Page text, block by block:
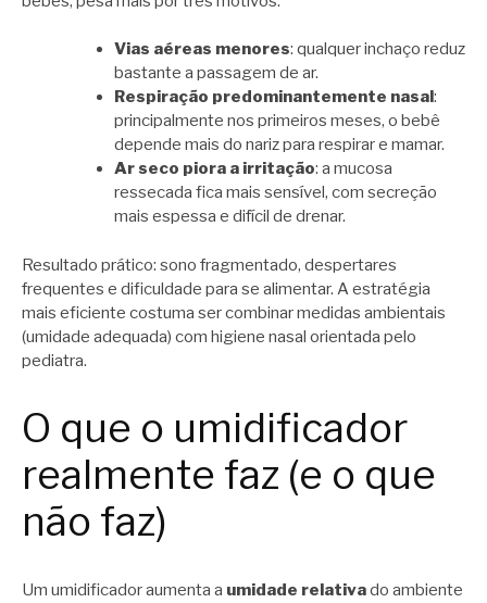
Vias aéreas menores: qualquer inchaço reduz
bastante a passagem de ar.
Respiração predominantemente nasal:
principalmente nos primeiros meses, o bebê
depende mais do nariz para respirar e mamar.
Ar seco piora a irritação: a mucosa
ressecada fica mais sensível, com secreção
mais espessa e difícil de drenar.
Resultado prático: sono fragmentado, despertares
frequentes e dificuldade para se alimentar. A estratégia
mais eficiente costuma ser combinar medidas ambientais
(umidade adequada) com higiene nasal orientada pelo
pediatra.
O que o umidificador
realmente faz (e o que
não faz)
Um umidificador aumenta a umidade relativado ambiente